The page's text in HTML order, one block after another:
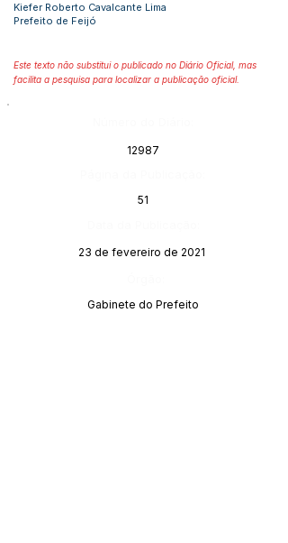
Kiefer Roberto Cavalcante Lima
Prefeito de Feijó
Este texto não substitui o publicado no Diário Oficial, mas
facilita a pesquisa para localizar a publicação oficial.
12987
51
23 de fevereiro de 2021
Gabinete do Prefeito